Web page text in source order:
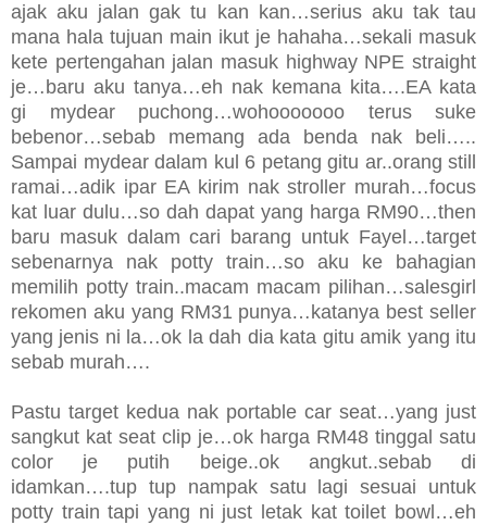
ajak aku jalan gak tu kan kan…serius aku tak tau
mana hala tujuan main ikut je hahaha…sekali masuk
kete pertengahan jalan masuk highway NPE straight
je…baru aku tanya…eh nak kemana kita….EA kata
gi mydear puchong…wohooooooo terus suke
bebenor…sebab memang ada benda nak beli…..
Sampai mydear dalam kul 6 petang gitu ar..orang still
ramai…adik ipar EA kirim nak stroller murah…focus
kat luar dulu…so dah dapat yang harga RM90…then
baru masuk dalam cari barang untuk Fayel…target
sebenarnya nak potty train…so aku ke bahagian
memilih potty train..macam macam pilihan…salesgirl
rekomen aku yang RM31 punya…katanya best seller
yang jenis ni la…ok la dah dia kata gitu amik yang itu
sebab murah….
Pastu target kedua nak portable car seat…yang just
sangkut kat seat clip je…ok harga RM48 tinggal satu
color je putih beige..ok angkut..sebab di
idamkan….tup tup nampak satu lagi sesuai untuk
potty train tapi yang ni just letak kat toilet bowl…eh